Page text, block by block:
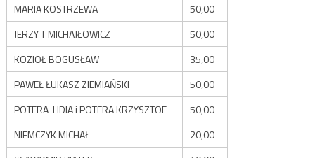
MARIA KOSTRZEWA
50,00
JERZY T MICHAJŁOWICZ
50,00
KOZIOŁ BOGUSŁAW
35,00
PAWEŁ ŁUKASZ ZIEMIAŃSKI
50,00
POTERA LIDIA i POTERA KRZYSZTOF
50,00
NIEMCZYK MICHAŁ
20,00